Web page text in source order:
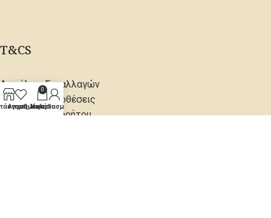
T&CS
Ασφάλεια Συναλλαγών
Όροι & Προϋποθέσεις
Πολιτική Απορρήτου
Αγαπημένα
0
Καλάθι
Ο λογαριασμός μου